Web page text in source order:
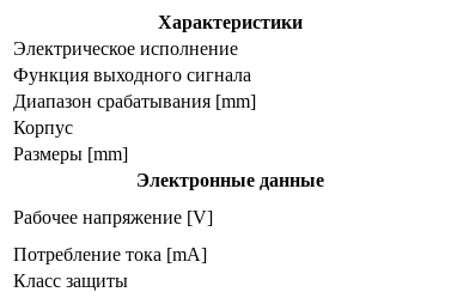
Характеристики
Электрическое исполнение
Функция выходного сигнала
Диапазон срабатывания [mm]
Корпус
Размеры [mm]
Электронные данные
Рабочее напряжение [V]
Потребление тока [mA]
Класс защиты